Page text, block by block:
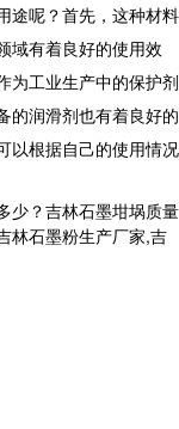
途呢？首先，这种材料
域有着良好的使用效
为工业生产中的保护剂
的润滑剂也有着良好的
以根据自己的使用情况
少？吉林石墨坩埚质量
林石墨粉生产厂家,吉